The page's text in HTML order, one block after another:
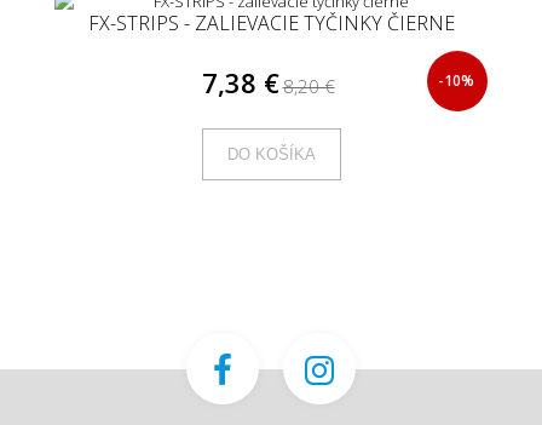
FX-STRIPS - ZALIEVACIE TYČINKY ČIERNE
7,38 €8,20 € -10%
DO KOŠÍKA